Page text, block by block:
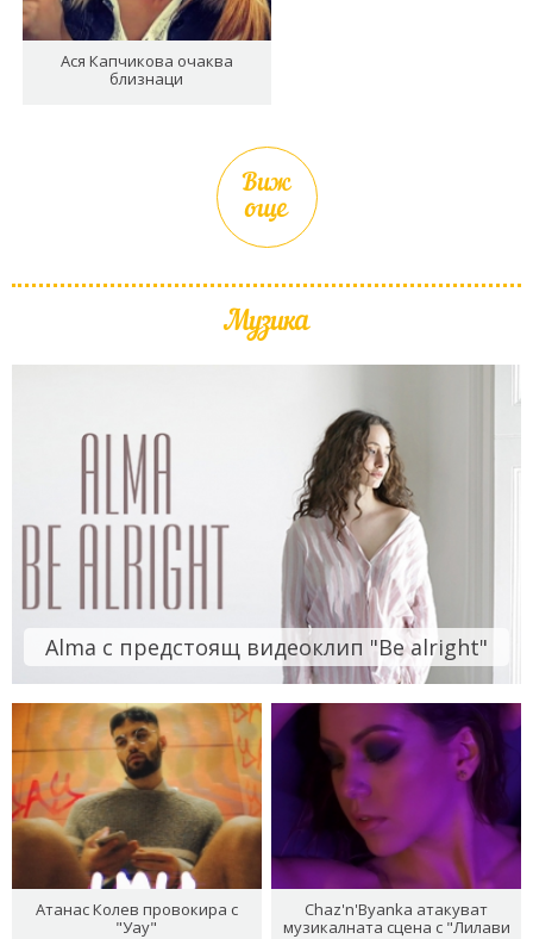
Ася Капчикова очаква
близнаци
Виж
още
Музика
Alma с предстоящ видеоклип "Be alright"
Атанас Колев провокира с
"Уау"
Chaz'n'Byanka атакуват
музикалната сцена с "Лилави